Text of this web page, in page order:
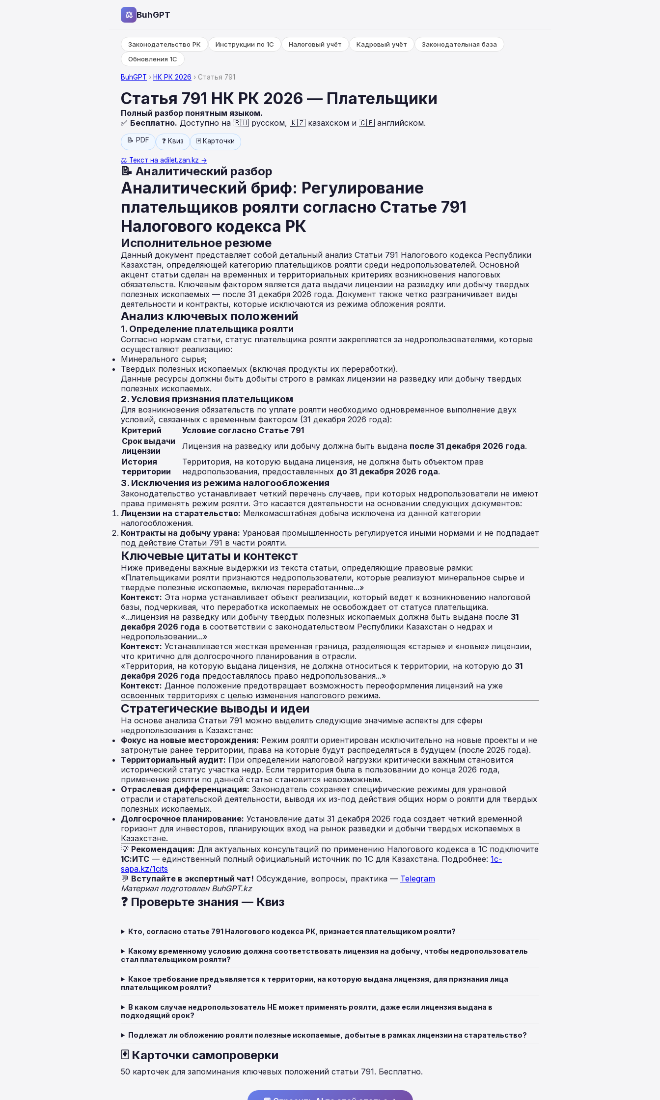
⚖ BuhGPT
Законодательство РК Инструкции по 1С Налоговый учёт Кадровый учёт
Законодательная база
Обновления 1С
BuhGPT › НК РК 2026 › Статья 791
Статья 791 НК РК 2026 — Плательщики
Полный разбор понятным языком.
✅ Бесплатно. Доступно на 🇷🇺 русском, 🇰🇿 казахском и 🇬🇧 английском.
📝 PDF ❓ Квиз 🃏 Карточки
⚖️ Текст на adilet.zan.kz →
📝 Аналитический разбор
Аналитический бриф: Регулирование
плательщиков роялти согласно Статье 791
Налогового кодекса РК
Исполнительное резюме
Данный документ представляет собой детальный анализ Статьи 791 Налогового кодекса Республики
Казахстан, определяющей категорию плательщиков роялти среди недропользователей. Основной
акцент статьи сделан на временных и территориальных критериях возникновения налоговых
обязательств. Ключевым фактором является дата выдачи лицензии на разведку или добычу твердых
полезных ископаемых — после 31 декабря 2026 года. Документ также четко разграничивает виды
деятельности и контракты, которые исключаются из режима обложения роялти.
Анализ ключевых положений
1. Определение плательщика роялти
Согласно нормам статьи, статус плательщика роялти закрепляется за недропользователями, которые
осуществляют реализацию:
Минерального сырья;
Твердых полезных ископаемых (включая продукты их переработки).
Данные ресурсы должны быть добыты строго в рамках лицензии на разведку или добычу твердых
полезных ископаемых.
2. Условия признания плательщиком
Для возникновения обязательств по уплате роялти необходимо одновременное выполнение двух
условий, связанных с временным фактором (31 декабря 2026 года):
Критерий
Условие согласно Статье 791
Срок выдачи
лицензии
Лицензия на разведку или добычу должна быть выдана после 31 декабря 2026 года.
История
территории
Территория, на которую выдана лицензия, не должна быть объектом прав
недропользования, предоставленных до 31 декабря 2026 года.
3. Исключения из режима налогообложения
Законодательство устанавливает четкий перечень случаев, при которых недропользователи не имеют
права применять режим роялти. Это касается деятельности на основании следующих документов:
Лицензии на старательство: Мелкомасштабная добыча исключена из данной категории
налогообложения.
Контракты на добычу урана: Урановая промышленность регулируется иными нормами и не подпадает
под действие Статьи 791 в части роялти.
Ключевые цитаты и контекст
Ниже приведены важные выдержки из текста статьи, определяющие правовые рамки:
«Плательщиками роялти признаются недропользователи, которые реализуют минеральное сырье и
твердые полезные ископаемые, включая переработанные...»
Контекст: Эта норма устанавливает объект реализации, который ведет к возникновению налоговой
базы, подчеркивая, что переработка ископаемых не освобождает от статуса плательщика.
«...лицензия на разведку или добычу твердых полезных ископаемых должна быть выдана после 31
декабря 2026 года в соответствии с законодательством Республики Казахстан о недрах и
недропользовании...»
Контекст: Устанавливается жесткая временная граница, разделяющая «старые» и «новые» лицензии,
что критично для долгосрочного планирования в отрасли.
«Территория, на которую выдана лицензия, не должна относиться к территории, на которую до 31
декабря 2026 года предоставлялось право недропользования...»
Контекст: Данное положение предотвращает возможность переоформления лицензий на уже
освоенных территориях с целью изменения налогового режима.
Стратегические выводы и идеи
На основе анализа Статьи 791 можно выделить следующие значимые аспекты для сферы
недропользования в Казахстане:
Фокус на новые месторождения: Режим роялти ориентирован исключительно на новые проекты и не
затронутые ранее территории, права на которые будут распределяться в будущем (после 2026 года).
Территориальный аудит: При определении налоговой нагрузки критически важным становится
исторический статус участка недр. Если территория была в пользовании до конца 2026 года,
применение роялти по данной статье становится невозможным.
Отраслевая дифференциация: Законодатель сохраняет специфические режимы для урановой
отрасли и старательской деятельности, выводя их из-под действия общих норм о роялти для твердых
полезных ископаемых.
Долгосрочное планирование: Установление даты 31 декабря 2026 года создает четкий временной
горизонт для инвесторов, планирующих вход на рынок разведки и добычи твердых ископаемых в
Казахстане.
💡 Рекомендация: Для актуальных консультаций по применению Налогового кодекса в 1С подключите
1С:ИТС — единственный полный официальный источник по 1С для Казахстана. Подробнее: 1c-
sapa.kz/1cits
💬 Вступайте в экспертный чат! Обсуждение, вопросы, практика — Telegram
Материал подготовлен BuhGPT.kz
❓ Проверьте знания — Квиз
Кто, согласно статье 791 Налогового кодекса РК, признается плательщиком роялти?
Какому временному условию должна соответствовать лицензия на добычу, чтобы недропользователь
стал плательщиком роялти?
Какое требование предъявляется к территории, на которую выдана лицензия, для признания лица
плательщиком роялти?
В каком случае недропользователь НЕ может применять роялти, даже если лицензия выдана в
подходящий срок?
Подлежат ли обложению роялти полезные ископаемые, добытые в рамках лицензии на старательство?
🃏 Карточки самопроверки
50 карточек для запоминания ключевых положений статьи 791. Бесплатно.